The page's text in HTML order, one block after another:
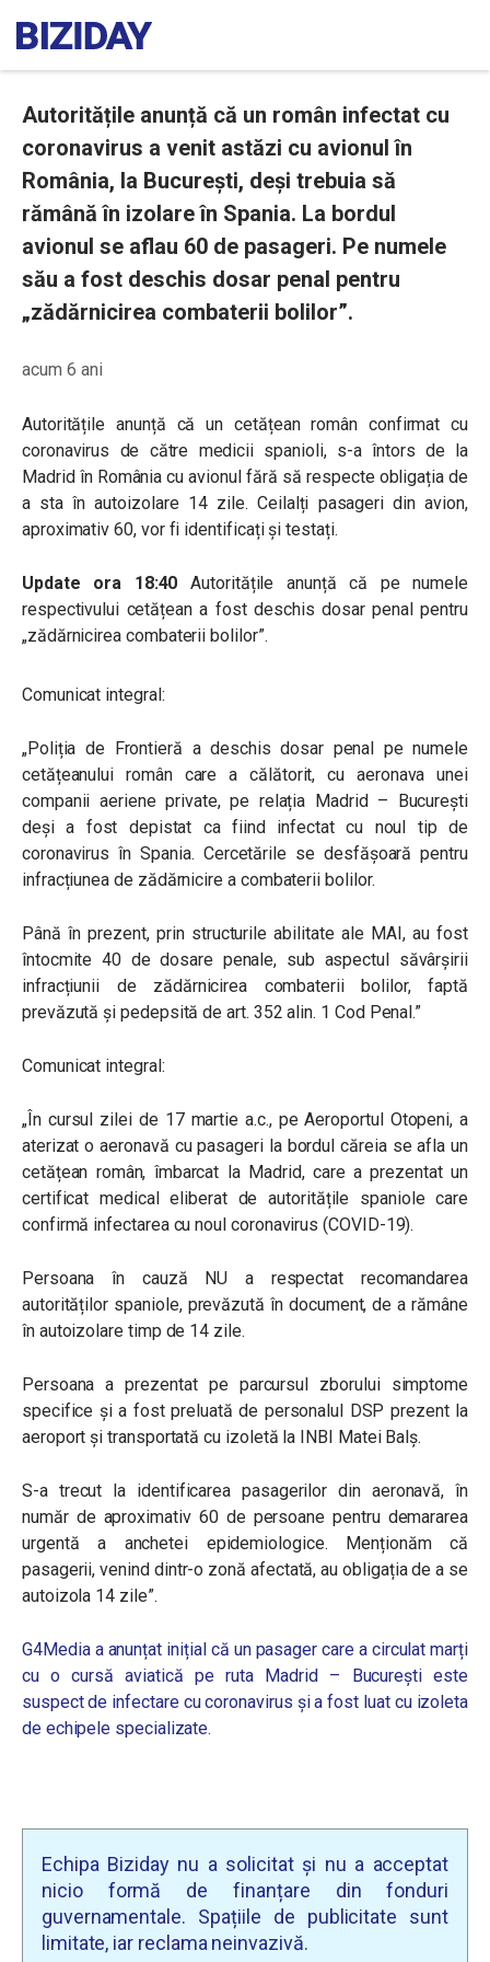
Autoritățile anunță că un român infectat cu
coronavirus a venit astăzi cu avionul în
România, la București, deși trebuia să
rămână în izolare în Spania. La bordul
avionul se aflau 60 de pasageri. Pe numele
său a fost deschis dosar penal pentru
„zădărnicirea combaterii bolilor”.
acum 6 ani
Autoritățile anunță că un cetățean român confirmat cu
coronavirus de către medicii spanioli, s-a întors de la
Madrid în România cu avionul fără să respecte obligația de
a sta în autoizolare 14 zile. Ceilalți pasageri din avion,
aproximativ 60, vor fi identificați și testați.
Update ora 18:40 Autoritățile anunță că pe numele
respectivului cetățean a fost deschis dosar penal pentru
„zădărnicirea combaterii bolilor”.
Comunicat integral:
„Poliția de Frontieră a deschis dosar penal pe numele
cetățeanului român care a călătorit, cu aeronava unei
companii aeriene private, pe relația Madrid – București
deși a fost depistat ca fiind infectat cu noul tip de
coronavirus în Spania. Cercetările se desfășoară pentru
infracțiunea de zădărnicire a combaterii bolilor.
Până în prezent, prin structurile abilitate ale MAI, au fost
întocmite 40 de dosare penale, sub aspectul săvârșirii
infracțiunii de zădărnicirea combaterii bolilor, faptă
prevăzută şi pedepsită de art. 352 alin. 1 Cod Penal.”
Comunicat integral:
„În cursul zilei de 17 martie a.c., pe Aeroportul Otopeni, a
aterizat o aeronavă cu pasageri la bordul căreia se afla un
cetățean român, îmbarcat la Madrid, care a prezentat un
certificat medical eliberat de autoritățile spaniole care
confirmă infectarea cu noul coronavirus (COVID-19).
Persoana în cauză NU a respectat recomandarea
autorităților spaniole, prevăzută în document, de a rămâne
în autoizolare timp de 14 zile.
Persoana a prezentat pe parcursul zborului simptome
specifice și a fost preluată de personalul DSP prezent la
aeroport și transportată cu izoletă la INBI Matei Balș.
S-a trecut la identificarea pasagerilor din aeronavă, în
număr de aproximativ 60 de persoane pentru demararea
urgentă a anchetei epidemiologice. Menționăm că
pasagerii, venind dintr-o zonă afectată, au obligația de a se
autoizola 14 zile”.
G4Media a anunțat inițial că un pasager care a circulat marți
cu o cursă aviatică pe ruta Madrid – București este
suspect de infectare cu coronavirus și a fost luat cu izoleta
de echipele specializate.
Echipa Biziday nu a solicitat și nu a acceptat
nicio formă de finanțare din fonduri
guvernamentale. Spațiile de publicitate sunt
limitate, iar reclama neinvazivă.